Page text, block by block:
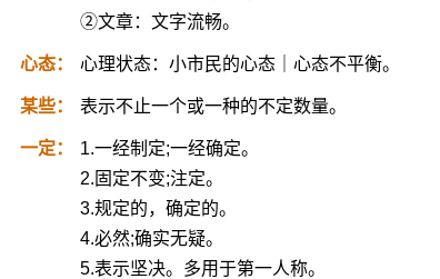
②文章：文字流畅。
心态： 心理状态：小市民的心态｜心态不平衡。
某些： 表示不止一个或一种的不定数量。
一定：
1.一经制定;一经确定。
2.固定不变;注定。
3.规定的，确定的。
4.必然;确实无疑。
5.表示坚决。多用于第一人称。